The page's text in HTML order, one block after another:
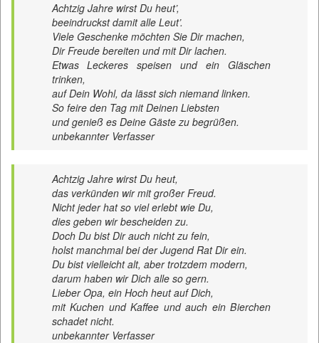
Achtzig Jahre wirst Du heut’,
beeindruckst damit alle Leut’.
Viele Geschenke möchten Sie Dir machen,
Dir Freude bereiten und mit Dir lachen.
Etwas Leckeres speisen und ein Gläschen
trinken,
auf Dein Wohl, da lässt sich niemand linken.
So feire den Tag mit Deinen Liebsten
und genieß es Deine Gäste zu begrüßen.
unbekannter Verfasser
Achtzig Jahre wirst Du heut,
das verkünden wir mit großer Freud.
Nicht jeder hat so viel erlebt wie Du,
dies geben wir bescheiden zu.
Doch Du bist Dir auch nicht zu fein,
holst manchmal bei der Jugend Rat Dir ein.
Du bist vielleicht alt, aber trotzdem modern,
darum haben wir Dich alle so gern.
Lieber Opa, ein Hoch heut auf Dich,
mit Kuchen und Kaffee und auch ein Bierchen
schadet nicht.
unbekannter Verfasser